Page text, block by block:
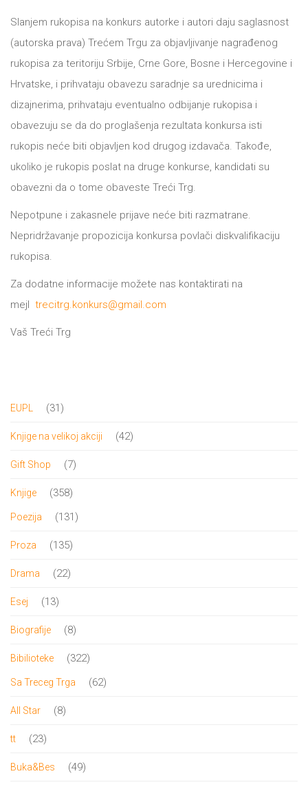
Slanjem rukopisa na konkurs autorke i autori daju saglasnost
(autorska prava) Trećem Trgu za objavljivanje nagrađenog
rukopisa za teritoriju Srbije, Crne Gore, Bosne i Hercegovine i
Hrvatske, i prihvataju obavezu saradnje sa urednicima i
dizajnerima, prihvataju eventualno odbijanje rukopisa i
obavezuju se da do proglašenja rezultata konkursa isti
rukopis neće biti objavljen kod drugog izdavača. Takođe,
ukoliko je rukopis poslat na druge konkurse, kandidati su
obavezni da o tome obaveste Treći Trg.
Nepotpune i zakasnele prijave neće biti razmatrane.
Nepridržavanje propozicija konkursa povlači diskvalifikaciju
rukopisa.
Za dodatne informacije možete nas kontaktirati na
mejl trecitrg.konkurs@gmail.com
Vaš Treći Trg
EUPL 3131
Knjige na velikoj akciji 4242
Gift Shop 77
Knjige 358358
proizvoda
Poezija 131131
Proza 135135
Drama 2222
Esej 1313
Biografije 88
Bibilioteke 322322
proizvoda
Sa Treceg Trga 6262
All Star 88
tt 2323
Buka&Bes 4949